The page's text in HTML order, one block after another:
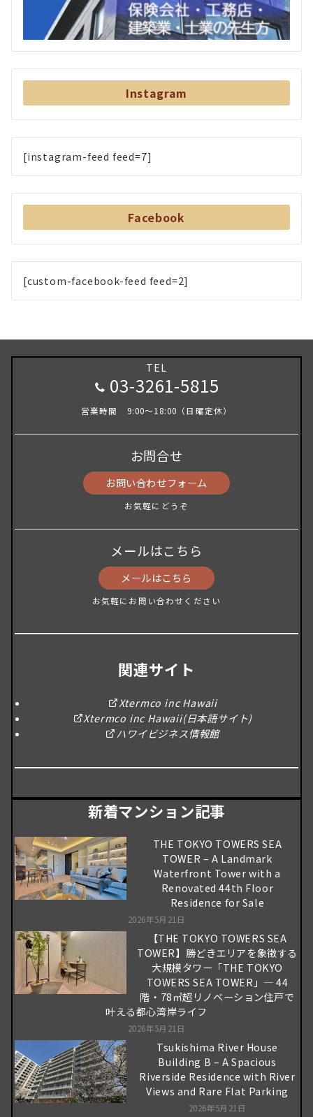
Instagram
[instagram-feed feed=7]
Facebook
[custom-facebook-feed feed=2]
TEL
03-3261-5815
営業時間 9:00～18:00（日曜定休）
お問合せ
お問い合わせフォーム
お気軽にどうぞ
メールはこちら
メールはこちら
お気軽にお問い合わせください
関連サイト
Xtermco inc Hawaii
Xtermco inc Hawaii(日本語サイト)
ハワイビジネス情報館
新着マンション記事
THE TOKYO TOWERS SEA
TOWER – A Landmark
Waterfront Tower with a
Renovated 44th Floor
Residence for Sale
2026年5月21日
【THE TOKYO TOWERS SEA
TOWER】勝どきエリアを象徴する
大規模タワー「THE TOKYO
TOWERS SEA TOWER」― 44
階・78㎡超リノベーション住戸で
叶える都心湾岸ライフ
2026年5月21日
Tsukishima River House
Building B – A Spacious
Riverside Residence with River
Views and Rare Flat Parking
2026年5月21日